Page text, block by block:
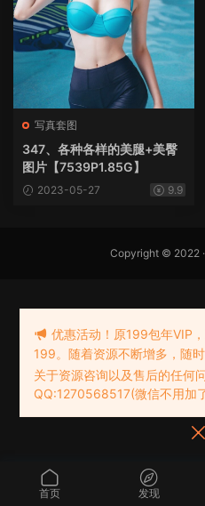
写真套图
347、各种各样的美腿+美臀
图片【7539P1.85G】
2023-05-27 9.9
Copyright © 2022 ·
首页 发现
优惠活动！原199包年VIP
199。随着资源不断增多，随
关于资源咨询以及售后的任何
QQ:1270568517(微信不用加